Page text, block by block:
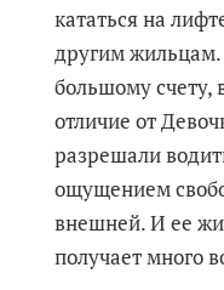
кататься на
другим
большому счету,
отличие от
разрешали
ощущением
внешней. И ее
получает много